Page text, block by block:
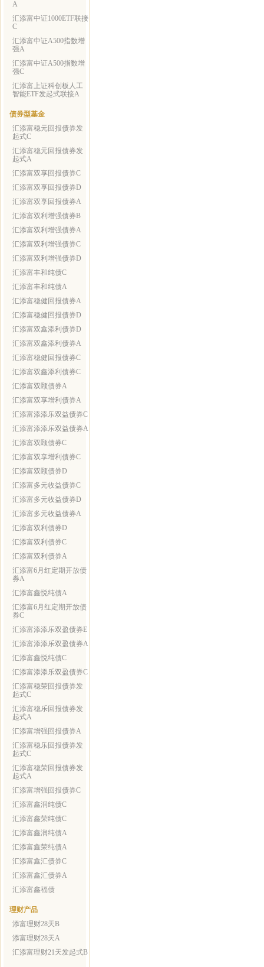
A
汇添富中证1000ETF联接
C
汇添富中证A500指数增
强A
汇添富中证A500指数增
强C
汇添富上证科创板人工
智能ETF发起式联接A
债券型基金
汇添富稳元回报债券发
起式C
汇添富稳元回报债券发
起式A
汇添富双享回报债券C
汇添富双享回报债券D
汇添富双享回报债券A
汇添富双利增强债券B
汇添富双利增强债券A
汇添富双利增强债券C
汇添富双利增强债券D
汇添富丰和纯债C
汇添富丰和纯债A
汇添富稳健回报债券A
汇添富稳健回报债券D
汇添富双鑫添利债券D
汇添富双鑫添利债券A
汇添富稳健回报债券C
汇添富双鑫添利债券C
汇添富双颐债券A
汇添富双享增利债券A
汇添富添添乐双益债券C
汇添富添添乐双益债券A
汇添富双颐债券C
汇添富双享增利债券C
汇添富双颐债券D
汇添富多元收益债券C
汇添富多元收益债券D
汇添富多元收益债券A
汇添富双利债券D
汇添富双利债券C
汇添富双利债券A
汇添富6月红定期开放债
券A
汇添富鑫悦纯债A
汇添富6月红定期开放债
券C
汇添富添添乐双盈债券E
汇添富添添乐双盈债券A
汇添富鑫悦纯债C
汇添富添添乐双盈债券C
汇添富稳荣回报债券发
起式C
汇添富稳乐回报债券发
起式A
汇添富增强回报债券A
汇添富稳乐回报债券发
起式C
汇添富稳荣回报债券发
起式A
汇添富增强回报债券C
汇添富鑫润纯债C
汇添富鑫荣纯债C
汇添富鑫润纯债A
汇添富鑫荣纯债A
汇添富鑫汇债券C
汇添富鑫汇债券A
汇添富鑫福债
理财产品
添富理财28天B
添富理财28天A
汇添富理财21天发起式B